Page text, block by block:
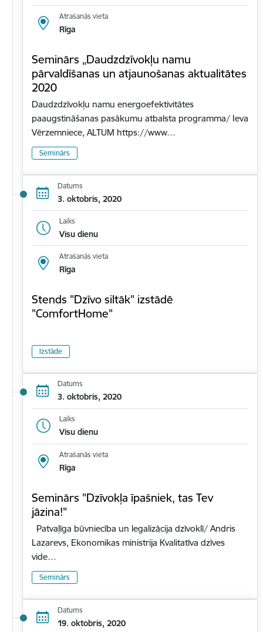
Atrašanās vieta
Rīga
Seminārs „Daudzdzīvokļu namu
pārvaldīšanas un atjaunošanas aktualitātes
2020
Daudzdzīvokļu namu energoefektivitātes
paaugstināšanas pasākumu atbalsta programma/ Ieva
Vērzemniece, ALTUM https://www…
Seminārs
Datums
3. oktobris, 2020
Laiks
Visu dienu
Atrašanās vieta
Rīga
Stends "Dzīvo siltāk" izstādē
"ComfortHome"
Izstāde
Datums
3. oktobris, 2020
Laiks
Visu dienu
Atrašanās vieta
Rīga
Seminārs "Dzīvokļa īpašniek, tas Tev
jāzina!"
Patvaļīga būvniecība un legalizācija dzīvoklī/ Andris
Lazarevs, Ekonomikas ministrija Kvalitatīva dzīves
vide…
Seminārs
Datums
19. oktobris, 2020